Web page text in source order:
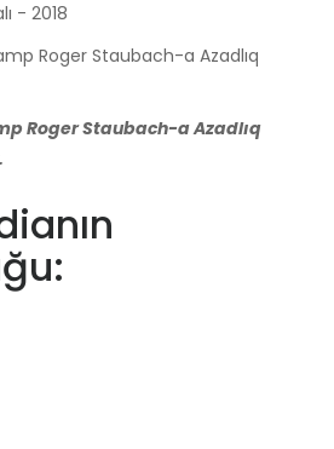
- 2018
Roger Staubach-a Azadlıq